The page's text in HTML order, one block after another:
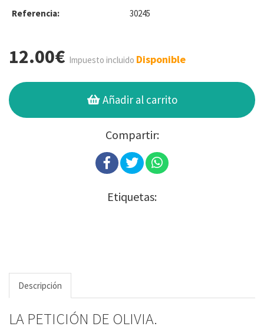
Referencia: 30245
12.00€ Impuesto incluido Disponible
Añadir al carrito
Compartir:
Etiquetas:
Descripción
LA PETICIÓN DE OLIVIA.